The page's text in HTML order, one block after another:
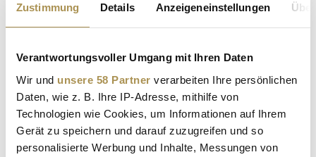
Zustimmung Details Anzeigeneinstellungen
Verantwortungsvoller Umgang mit Ihren Daten
Wir und unsere 58 Partner verarbeiten Ihre persönlichen
Daten, wie z. B. Ihre IP-Adresse, mithilfe von
Technologien wie Cookies, um Informationen auf Ihrem
Gerät zu speichern und darauf zuzugreifen und so
personalisierte Werbung und Inhalte, Messungen von